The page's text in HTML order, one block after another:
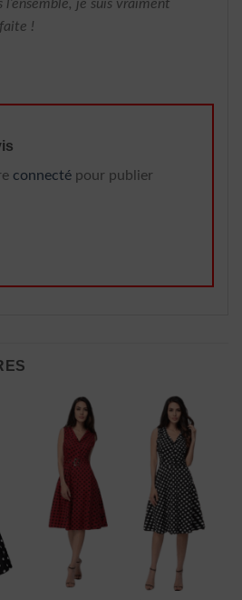
l’ensemble, je suis vraiment
!
connecté pour publier